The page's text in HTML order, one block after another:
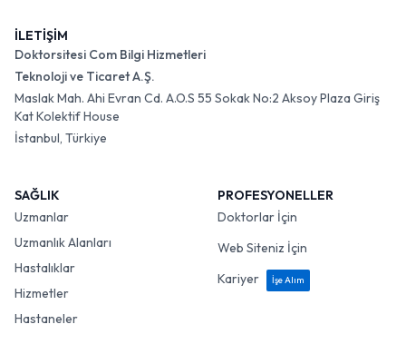
İLETİŞİM
Doktorsitesi Com Bilgi Hizmetleri
Teknoloji ve Ticaret A.Ş.
Maslak Mah. Ahi Evran Cd. A.O.S 55 Sokak No:2 Aksoy Plaza Giriş
Kat Kolektif House
İstanbul, Türkiye
SAĞLIK
Uzmanlar
Uzmanlık Alanları
Hastalıklar
Hizmetler
Hastaneler
PROFESYONELLER
Doktorlar İçin
Web Siteniz İçin
Kariyer
İşe Alım